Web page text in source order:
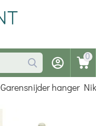
0
Garensnijder hanger